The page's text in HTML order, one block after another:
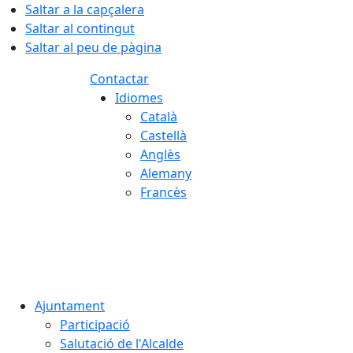
Saltar a la capçalera
Saltar al contingut
Saltar al peu de pàgina
Contactar
Idiomes
Català
Castellà
Anglès
Alemany
Francès
Ajuntament
Participació
Salutació de l'Alcalde